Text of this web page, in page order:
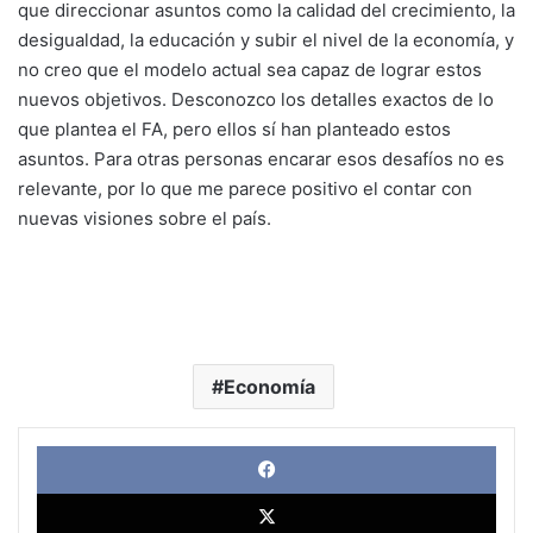
que direccionar asuntos como la calidad del crecimiento, la
desigualdad, la educación y subir el nivel de la economía, y
no creo que el modelo actual sea capaz de lograr estos
nuevos objetivos. Desconozco los detalles exactos de lo
que plantea el FA, pero ellos sí han planteado estos
asuntos. Para otras personas encarar esos desafíos no es
relevante, por lo que me parece positivo el contar con
nuevas visiones sobre el país.
Economía
X